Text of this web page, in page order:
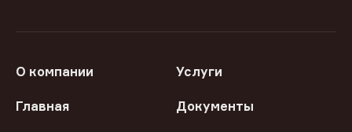
О компании Услуги
Главная Документы